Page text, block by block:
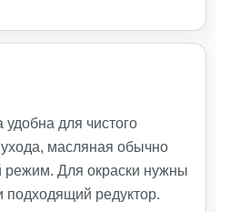
для чистого
ухода, масляная обычно
режим. Для окраски нужны
подходящий редуктор.